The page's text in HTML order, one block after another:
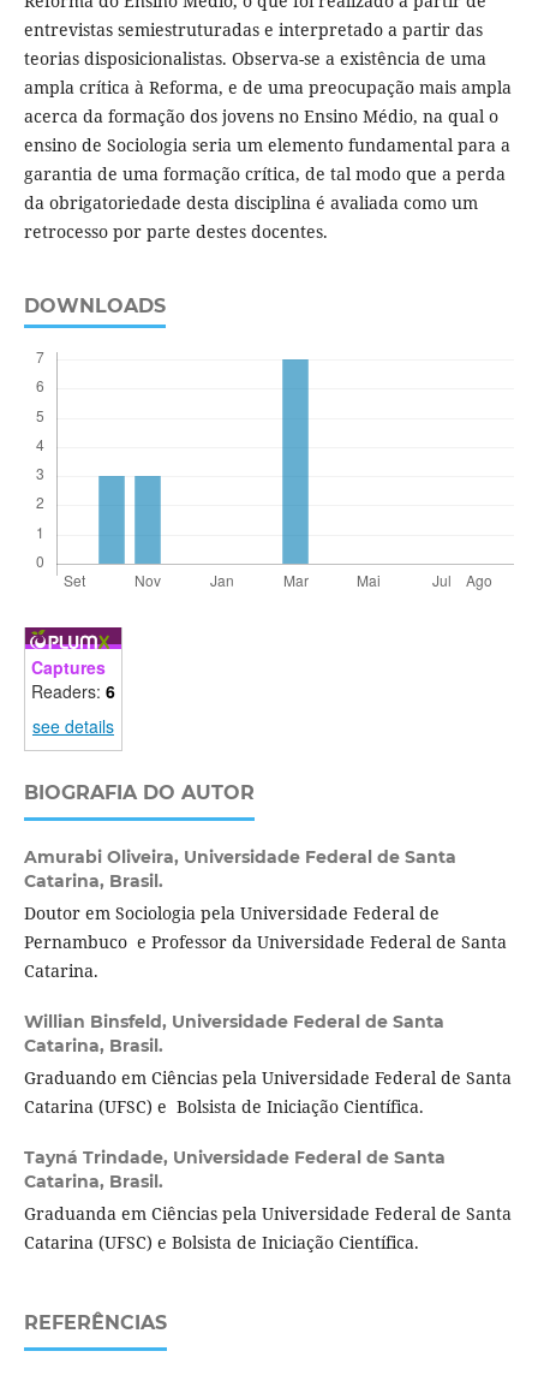
entrevistas semiestruturadas e interpretado a partir das
teorias disposicionalistas. Observa-se a existência de uma
ampla crítica à Reforma, e de uma preocupação mais ampla
acerca da formação dos jovens no Ensino Médio, na qual o
ensino de Sociologia seria um elemento fundamental para a
garantia de uma formação crítica, de tal modo que a perda
da obrigatoriedade desta disciplina é avaliada como um
retrocesso por parte destes docentes.
DOWNLOADS
Captures
Readers: 6
see details
BIOGRAFIA DO AUTOR
Amurabi Oliveira, Universidade Federal de Santa
Catarina, Brasil.
Doutor em Sociologia pela Universidade Federal de
Pernambuco e Professor da Universidade Federal de Santa
Catarina.
Willian Binsfeld, Universidade Federal de Santa
Catarina, Brasil.
Graduando em Ciências pela Universidade Federal de Santa
Catarina (UFSC) e Bolsista de Iniciação Científica.
Tayná Trindade, Universidade Federal de Santa
Catarina, Brasil.
Graduanda em Ciências pela Universidade Federal de Santa
Catarina (UFSC) e Bolsista de Iniciação Científica.
REFERÊNCIAS